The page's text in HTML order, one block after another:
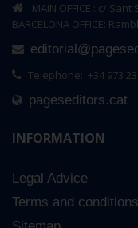
MAIN OFFICE : c/
BARCELONA OFFICE:
Telephone: +34 973 23
pageseditors.cat
INFORMATION
Legal Advice
Terms and conditions